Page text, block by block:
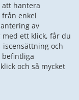
hantera
enkel
av
med ett klick, får du
och
och så mycket